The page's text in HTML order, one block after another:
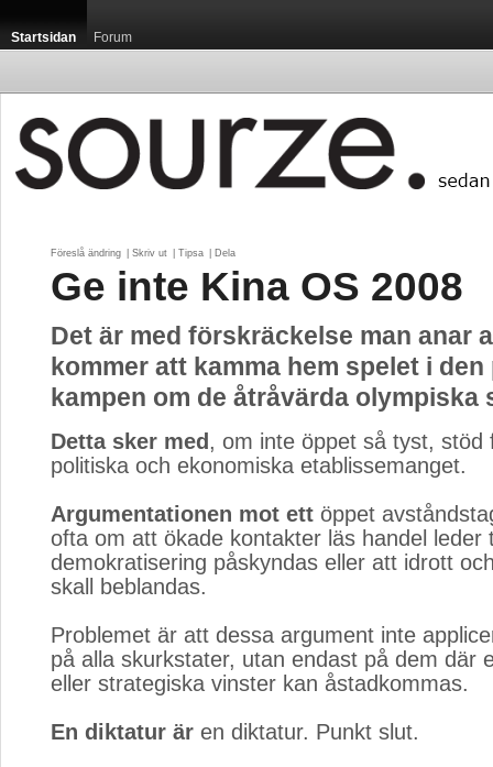
Startsidan Forum
Föreslå ändring Skriv ut Tipsa Dela
Ge inte Kina OS 2008
Det är med förskräckelse man anar
kommer att kamma hem spelet i den
kampen om de åtråvärda olympiska
Detta sker med , om inte öppet så tyst, stöd
politiska och ekonomiska etablissemanget.
Argumentationen mot ett öppet
ofta om att ökade kontakter läs handel leder
demokratisering påskyndas eller att idrott
skall beblandas.
Problemet är att dessa argument inte
på alla skurkstater, utan endast på dem där
eller strategiska vinster kan åstadkommas.
En diktatur är en diktatur. Punkt slut.